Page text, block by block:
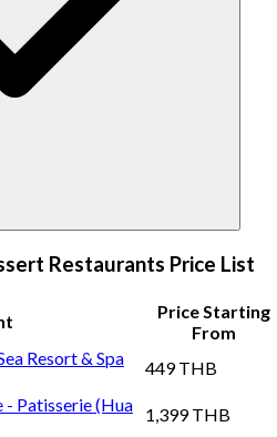
Restaurants Price List
Price Starting
From
Resort & Spa
449 THB
Patisserie (Hua
1,399 THB